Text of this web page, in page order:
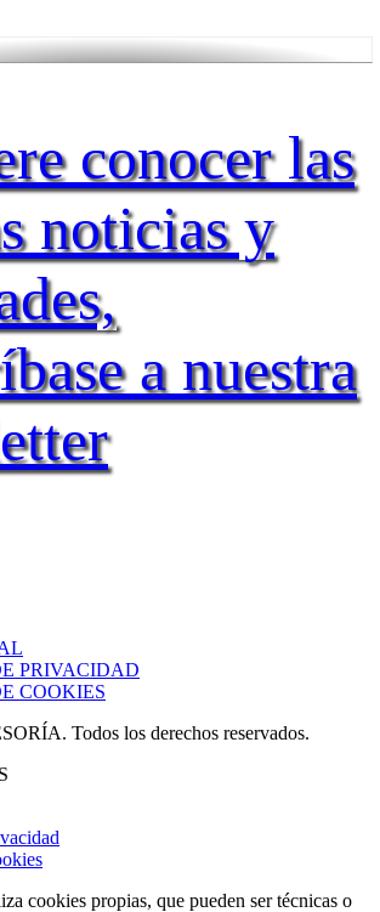
conocer las
noticias y
a nuestra
PRIVACIDAD
COOKIES
Todos los derechos reservados.
cookies propias, que pueden ser técnicas o